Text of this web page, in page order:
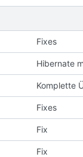
Fixes
Hibernate
Komplette
Fixes
Fix
Fix